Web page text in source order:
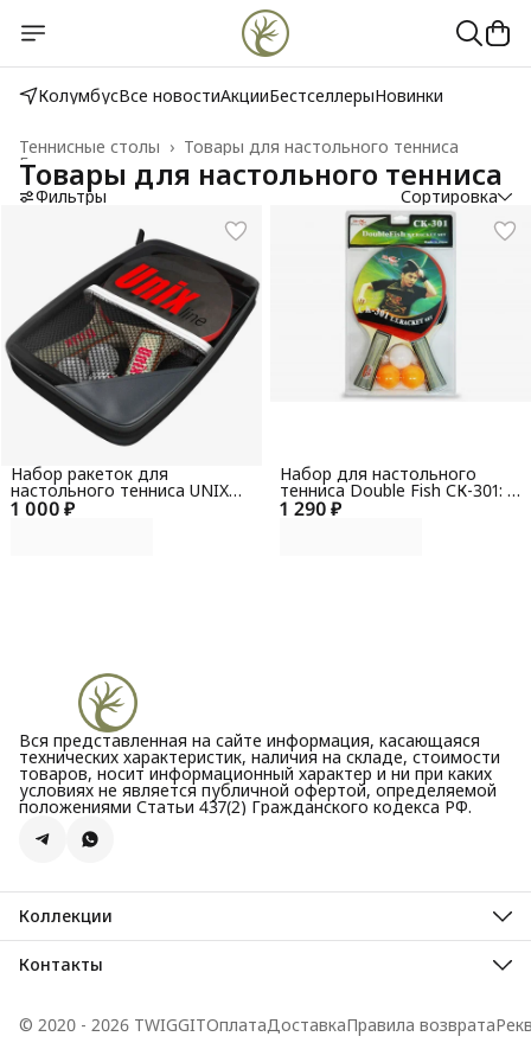
КолумбусВсе новостиАкцииБестселлерыНовинки
Товары для настольного тенниса
Теннисные столы ›
Главная
Товары для настольного тенниса
Фильтры Сортировка
1 000 ₽
Набор ракеток для
настольного тенниса UNIX
Line 1 290 ₽
Набор для настольного
тенниса Double Fish СК-301: 2
ракетки, 3 мяча
Вся представленная на сайте информация, касающаяся
технических характеристик, наличия на складе, стоимости
товаров, носит информационный характер и ни при каких
условиях не является публичной офертой, определяемой
положениями Статьи 437(2) Гражданского кодекса РФ.
Коллекции
Все новости
Акции
Контакты
Телефон
© 2020 - 2026 TWIGGITОплатаДоставкаПравила возврата